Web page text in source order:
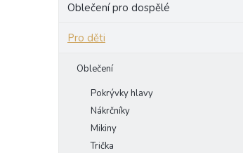
Oblečení pro dospělé
Pro děti
Oblečení
Pokrývky hlavy
Nákrčníky
Mikiny
Trička